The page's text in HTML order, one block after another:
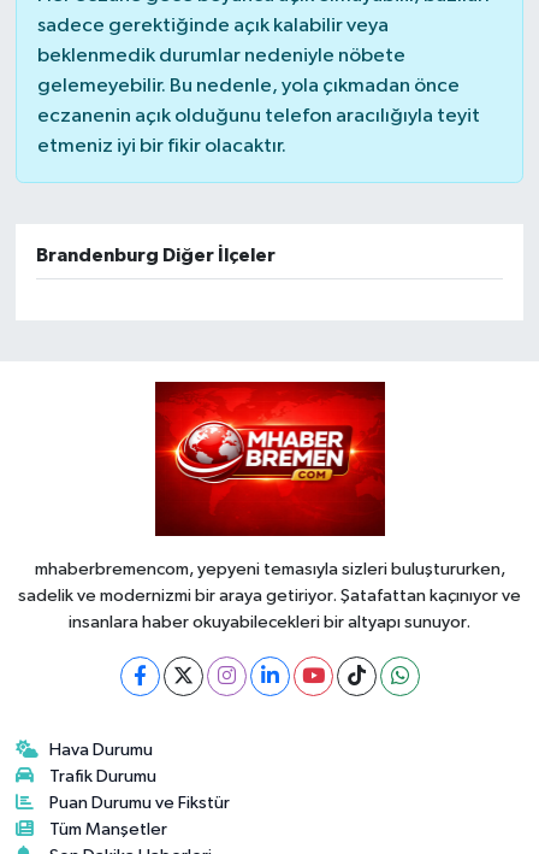
sadece gerektiğinde açık kalabilir veya
beklenmedik durumlar nedeniyle nöbete
gelemeyebilir. Bu nedenle, yola çıkmadan önce
eczanenin açık olduğunu telefon aracılığıyla teyit
etmeniz iyi bir fikir olacaktır.
Brandenburg Diğer İlçeler
mhaberbremencom, yepyeni temasıyla sizleri buluştururken,
sadelik ve modernizmi bir araya getiriyor. Şatafattan kaçınıyor ve
insanlara haber okuyabilecekleri bir altyapı sunuyor.
Hava Durumu
Trafik Durumu
Puan Durumu ve Fikstür
Tüm Manşetler